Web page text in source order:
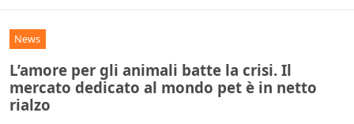
News
L’amore per gli animali batte la crisi. Il
mercato dedicato al mondo pet è in netto
rialzo